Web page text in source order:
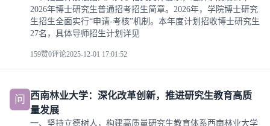
2026年博士研究生普通招考招生简章。2026年，学院博士研究
生招生全面实行“申请-考核”机制。本年度计划招收博士研究生
27名，具体导师招生计划详见
159赞0评论2025-12-01 17:01:52
问
西南林业大学：深化改革创新，推进研究生教育高质
量发展
一、坚持立德树人，构建高质量研究生教育体系西南林业大学